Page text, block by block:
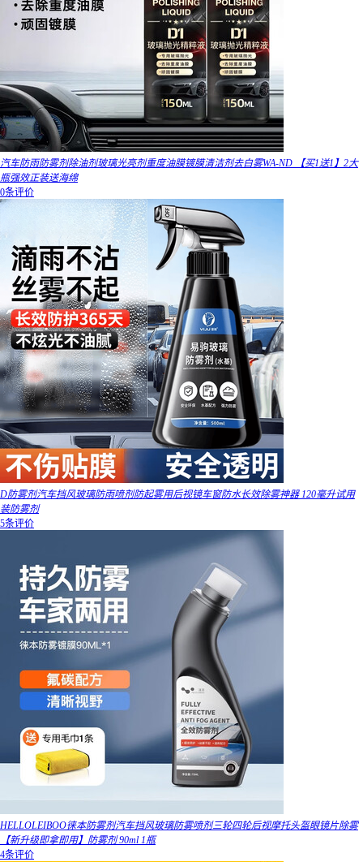
汽车防雨防雾剂除油剂玻璃光亮剂重度油膜镀膜清洁剂去白雾WA-ND 【买1送1】2大
瓶强效正装送海绵
0条评价
D防雾剂汽车挡风玻璃防雨喷剂防起雾用后视镜车窗防水长效除雾神器 120毫升试用
装防雾剂
5条评价
HELLOLEIBOO徕本防雾剂汽车挡风玻璃防雾喷剂三轮四轮后视摩托头盔眼镜片除雾
【新升级即拿即用】防雾剂 90ml 1瓶
4条评价